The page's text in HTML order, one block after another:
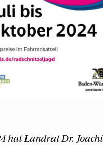
hat Landrat Dr.